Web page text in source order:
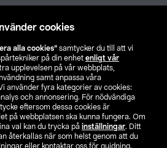
cookies
alla cookies” samtycker du till att vi
på din enhet enligt vår
upplevelsen på vår webbplats,
samt anpassa våra
använder fyra kategorier av cookies:
och annonsering. För nödvändiga
eftersom dessa cookies är
på webbplatsen ska kunna fungera. Om
val kan du trycka på inställningar. Ditt
återkallas när som helst genom att du
eller kontaktar oss för guidning.
Hitta butik
SE NO FI